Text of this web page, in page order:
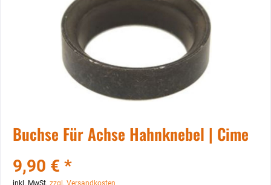
Buchse Für Achse Hahnknebel | Cime
9,90 € *
inkl. MwSt. zzgl. Versandkosten